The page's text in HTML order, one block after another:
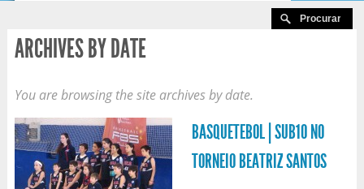
ARCHIVES BY DATE
You are browsing the site archives by date.
BASQUETEBOL | SUB10 NO
TORNEIO BEATRIZ SANTOS